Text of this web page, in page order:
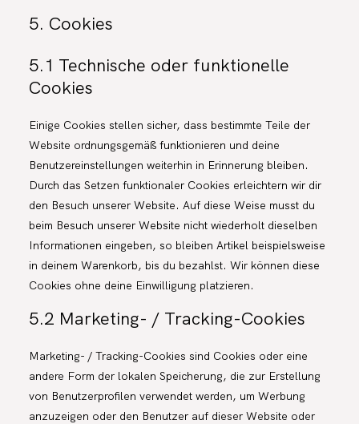
5. Cookies
5.1 Technische oder funktionelle
Cookies
Einige Cookies stellen sicher, dass bestimmte Teile der
Website ordnungsgemäß funktionieren und deine
Benutzereinstellungen weiterhin in Erinnerung bleiben.
Durch das Setzen funktionaler Cookies erleichtern wir dir
den Besuch unserer Website. Auf diese Weise musst du
beim Besuch unserer Website nicht wiederholt dieselben
Informationen eingeben, so bleiben Artikel beispielsweise
in deinem Warenkorb, bis du bezahlst. Wir können diese
Cookies ohne deine Einwilligung platzieren.
5.2 Marketing- / Tracking-Cookies
Marketing- / Tracking-Cookies sind Cookies oder eine
andere Form der lokalen Speicherung, die zur Erstellung
von Benutzerprofilen verwendet werden, um Werbung
anzuzeigen oder den Benutzer auf dieser Website oder